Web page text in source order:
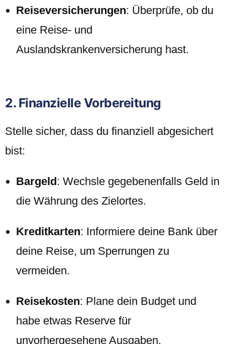
Reiseversicherungen: Überprüfe, ob du
eine Reise- und
Auslandskrankenversicherung hast.
2. Finanzielle Vorbereitung
Stelle sicher, dass du finanziell abgesichert
bist:
Bargeld: Wechsle gegebenenfalls Geld in
die Währung des Zielortes.
Kreditkarten: Informiere deine Bank über
deine Reise, um Sperrungen zu
vermeiden.
Reisekosten: Plane dein Budget und
habe etwas Reserve für
unvorhergesehene Ausgaben.